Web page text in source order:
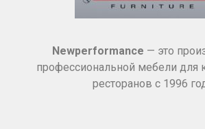
Newperformance — это
профессиональной мебели для
ресторанов с 1996